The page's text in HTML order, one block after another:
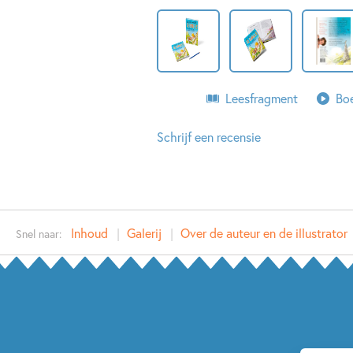
Leesfragment
Schrijf een recensie
Snel naar: Inhoud Galerij Over de auteur en de illustrator